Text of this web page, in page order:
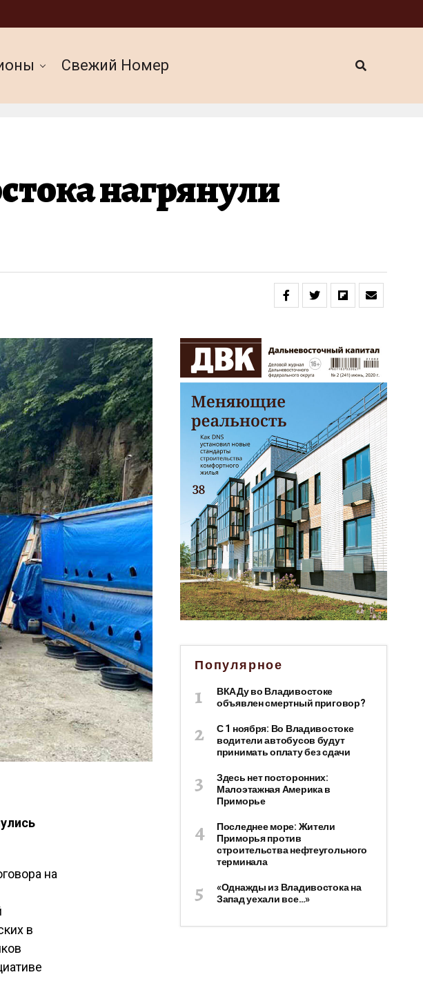
Cвежий Номер
нагрянули
на
в
Популярное
ВКАДу во Владивостоке
объявлен смертный приговор?
С 1 ноября: Во Владивостоке
водители автобусов будут
принимать оплату без сдачи
Здесь нет посторонних:
Малоэтажная Америка в
Приморье
Последнее море: Жители
Приморья против
строительства нефтеугольного
терминала
«Однажды из Владивостока на
Запад уехали все…»